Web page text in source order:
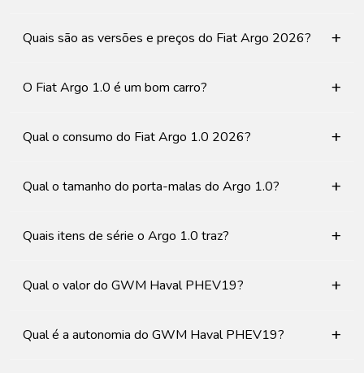
Quais são as versões e preços do Fiat Argo 2026? +
O Fiat Argo 1.0 é um bom carro? +
Qual o consumo do Fiat Argo 1.0 2026? +
Qual o tamanho do porta-malas do Argo 1.0? +
Quais itens de série o Argo 1.0 traz? +
Qual o valor do GWM Haval PHEV19? +
Qual é a autonomia do GWM Haval PHEV19? +